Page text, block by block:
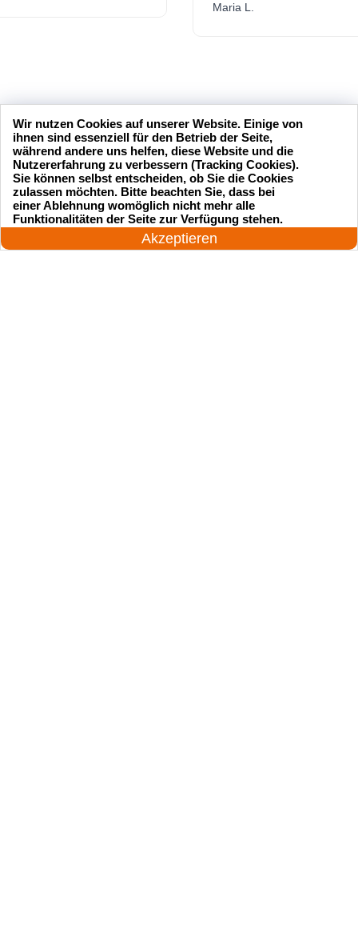
Maria L.
24 Stunden am Tag
Akzeptieren
Wir nutzen Cookies auf unserer Website. Einige von
ihnen sind essenziell für den Betrieb der Seite,
während andere uns helfen, diese Website und die
Nutzererfahrung zu verbessern (Tracking Cookies).
Sie können selbst entscheiden, ob Sie die Cookies
zulassen möchten. Bitte beachten Sie, dass bei
einer Ablehnung womöglich nicht mehr alle
Funktionalitäten der Seite zur Verfügung stehen.